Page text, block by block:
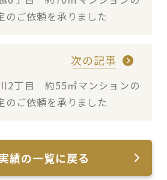
のご依頼を承りました
次の記事
2丁目 約55㎡マンションの
のご依頼を承りました
績の一覧に戻る